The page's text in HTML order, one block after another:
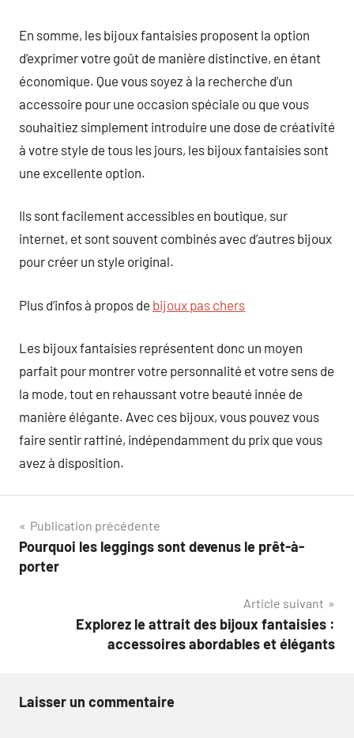
En somme, les bijoux fantaisies proposent la option
d’exprimer votre goût de manière distinctive, en étant
économique. Que vous soyez à la recherche d’un
accessoire pour une occasion spéciale ou que vous
souhaitiez simplement introduire une dose de créativité
à votre style de tous les jours, les bijoux fantaisies sont
une excellente option.
Ils sont facilement accessibles en boutique, sur
internet, et sont souvent combinés avec d’autres bijoux
pour créer un style original.
Plus d’infos à propos de bijoux pas chers
Les bijoux fantaisies représentent donc un moyen
parfait pour montrer votre personnalité et votre sens de
la mode, tout en rehaussant votre beauté innée de
manière élégante. Avec ces bijoux, vous pouvez vous
faire sentir raffiné, indépendamment du prix que vous
avez à disposition.
Navigation
de
Publication précédente
Pourquoi les leggings sont devenus le prêt-à-
porter
Article suivant
Explorez le attrait des bijoux fantaisies :
accessoires abordables et élégants
Laisser un commentaire